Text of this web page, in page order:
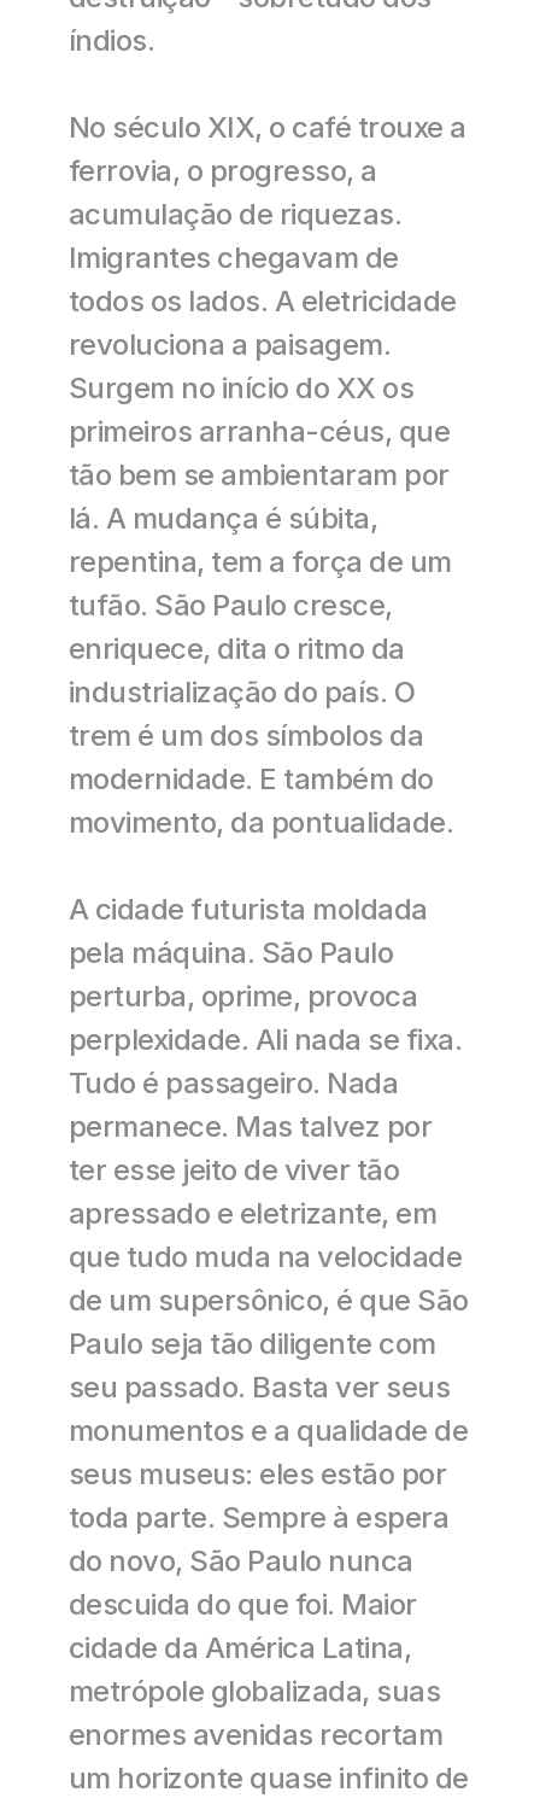
índios.
No século XIX, o café trouxe a
ferrovia, o progresso, a
acumulação de riquezas.
Imigrantes chegavam de
todos os lados. A eletricidade
revoluciona a paisagem.
Surgem no início do XX os
primeiros arranha-céus, que
tão bem se ambientaram por
lá. A mudança é súbita,
repentina, tem a força de um
tufão. São Paulo cresce,
enriquece, dita o ritmo da
industrialização do país. O
trem é um dos símbolos da
modernidade. E também do
movimento, da pontualidade.
A cidade futurista moldada
pela máquina. São Paulo
perturba, oprime, provoca
perplexidade. Ali nada se fixa.
Tudo é passageiro. Nada
permanece. Mas talvez por
ter esse jeito de viver tão
apressado e eletrizante, em
que tudo muda na velocidade
de um supersônico, é que São
Paulo seja tão diligente com
seu passado. Basta ver seus
monumentos e a qualidade de
seus museus: eles estão por
toda parte. Sempre à espera
do novo, São Paulo nunca
descuida do que foi. Maior
cidade da América Latina,
metrópole globalizada, suas
enormes avenidas recortam
um horizonte quase infinito de